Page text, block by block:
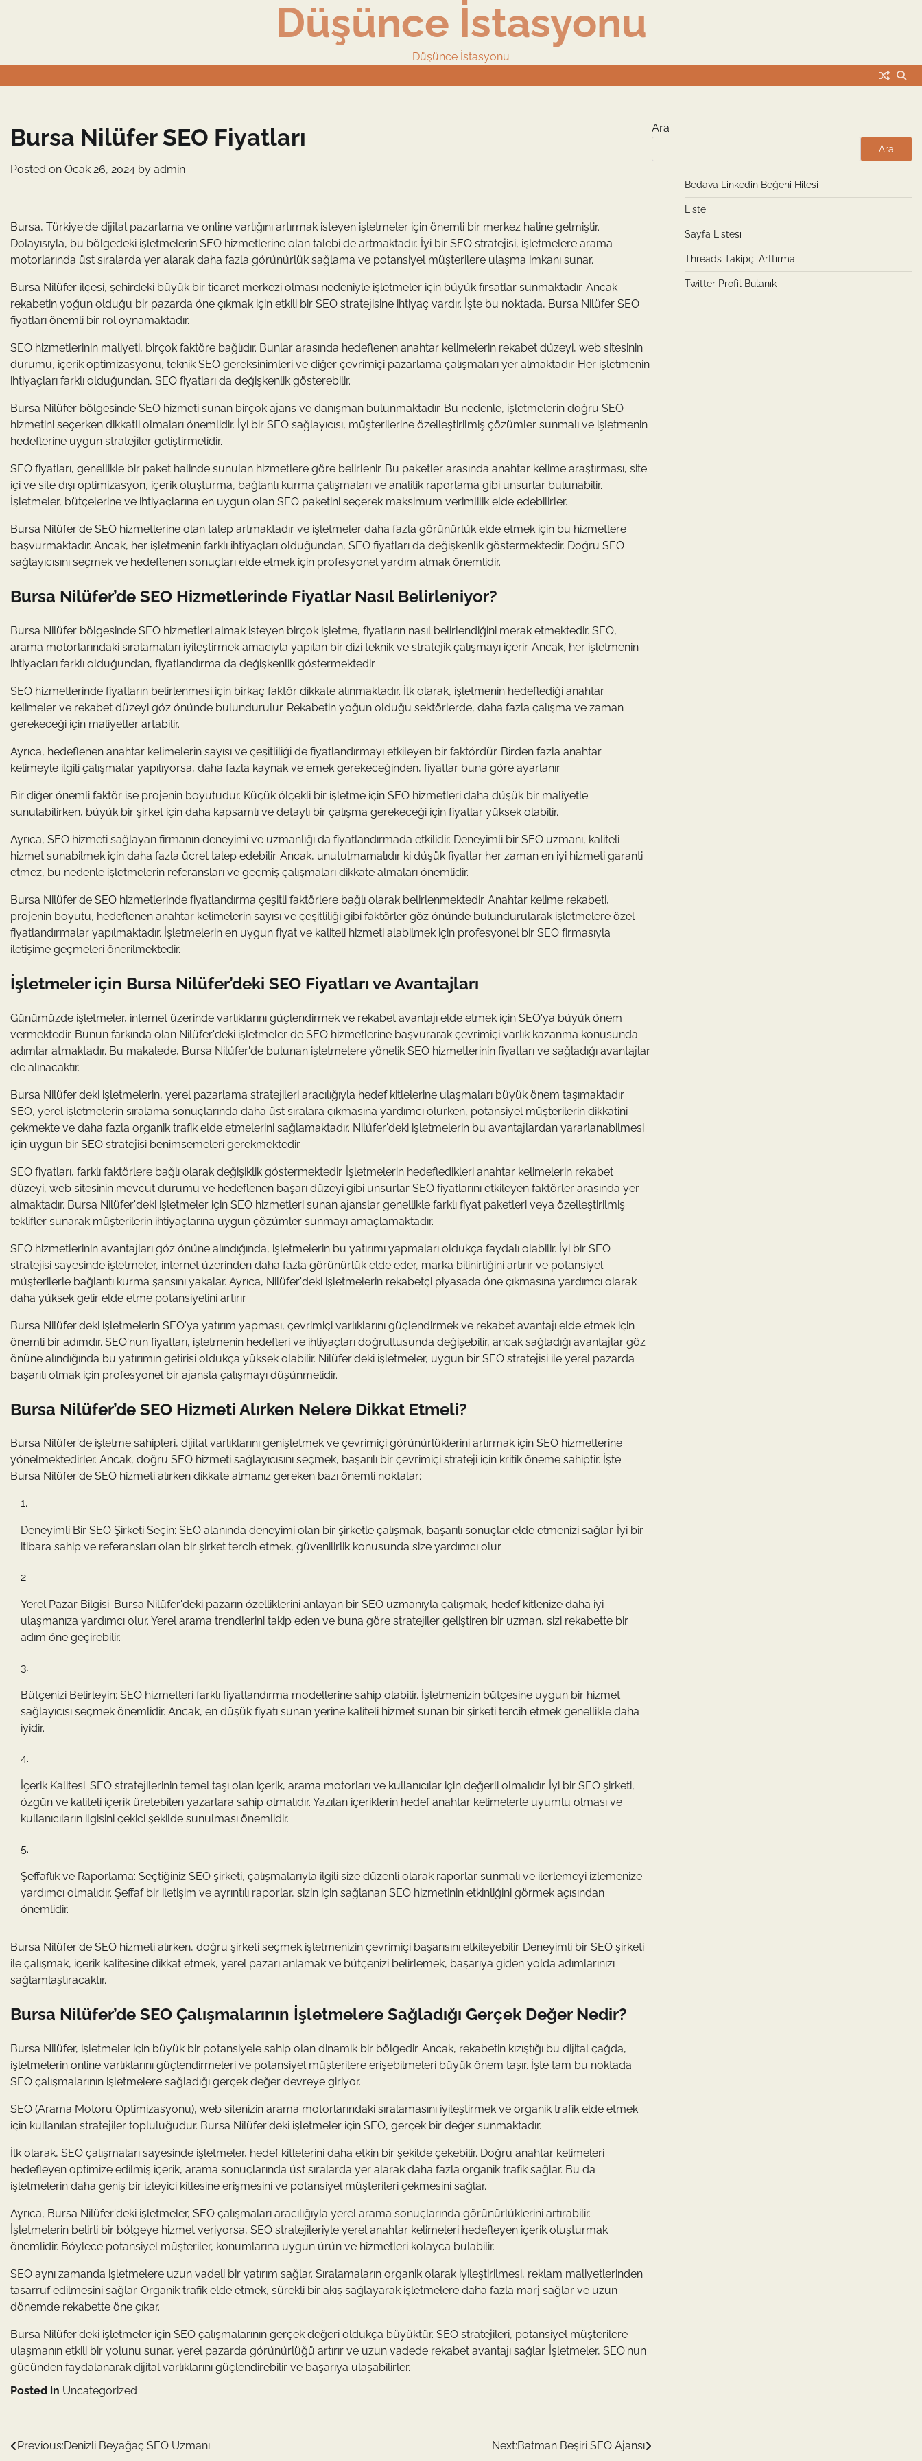
Düşünce İstasyonu
Düşünce İstasyonu
Bursa Nilüfer SEO Fiyatları
Posted on Ocak 26, 2024 by admin
Bursa, Türkiye'de dijital pazarlama ve online varlığını artırmak isteyen işletmeler için önemli bir merkez haline gelmiştir.
Dolayısıyla, bu bölgedeki işletmelerin SEO hizmetlerine olan talebi de artmaktadır. İyi bir SEO stratejisi, işletmelere arama
motorlarında üst sıralarda yer alarak daha fazla görünürlük sağlama ve potansiyel müşterilere ulaşma imkanı sunar.
Bursa Nilüfer ilçesi, şehirdeki büyük bir ticaret merkezi olması nedeniyle işletmeler için büyük fırsatlar sunmaktadır. Ancak
rekabetin yoğun olduğu bir pazarda öne çıkmak için etkili bir SEO stratejisine ihtiyaç vardır. İşte bu noktada, Bursa Nilüfer SEO
fiyatları önemli bir rol oynamaktadır.
SEO hizmetlerinin maliyeti, birçok faktöre bağlıdır. Bunlar arasında hedeflenen anahtar kelimelerin rekabet düzeyi, web sitesinin
durumu, içerik optimizasyonu, teknik SEO gereksinimleri ve diğer çevrimiçi pazarlama çalışmaları yer almaktadır. Her işletmenin
ihtiyaçları farklı olduğundan, SEO fiyatları da değişkenlik gösterebilir.
Bursa Nilüfer bölgesinde SEO hizmeti sunan birçok ajans ve danışman bulunmaktadır. Bu nedenle, işletmelerin doğru SEO
hizmetini seçerken dikkatli olmaları önemlidir. İyi bir SEO sağlayıcısı, müşterilerine özelleştirilmiş çözümler sunmalı ve işletmenin
hedeflerine uygun stratejiler geliştirmelidir.
SEO fiyatları, genellikle bir paket halinde sunulan hizmetlere göre belirlenir. Bu paketler arasında anahtar kelime araştırması, site
içi ve site dışı optimizasyon, içerik oluşturma, bağlantı kurma çalışmaları ve analitik raporlama gibi unsurlar bulunabilir.
İşletmeler, bütçelerine ve ihtiyaçlarına en uygun olan SEO paketini seçerek maksimum verimlilik elde edebilirler.
Bursa Nilüfer'de SEO hizmetlerine olan talep artmaktadır ve işletmeler daha fazla görünürlük elde etmek için bu hizmetlere
başvurmaktadır. Ancak, her işletmenin farklı ihtiyaçları olduğundan, SEO fiyatları da değişkenlik göstermektedir. Doğru SEO
sağlayıcısını seçmek ve hedeflenen sonuçları elde etmek için profesyonel yardım almak önemlidir.
Bursa Nilüfer’de SEO Hizmetlerinde Fiyatlar Nasıl Belirleniyor?
Bursa Nilüfer bölgesinde SEO hizmetleri almak isteyen birçok işletme, fiyatların nasıl belirlendiğini merak etmektedir. SEO,
arama motorlarındaki sıralamaları iyileştirmek amacıyla yapılan bir dizi teknik ve stratejik çalışmayı içerir. Ancak, her işletmenin
ihtiyaçları farklı olduğundan, fiyatlandırma da değişkenlik göstermektedir.
SEO hizmetlerinde fiyatların belirlenmesi için birkaç faktör dikkate alınmaktadır. İlk olarak, işletmenin hedeflediği anahtar
kelimeler ve rekabet düzeyi göz önünde bulundurulur. Rekabetin yoğun olduğu sektörlerde, daha fazla çalışma ve zaman
gerekeceği için maliyetler artabilir.
Ayrıca, hedeflenen anahtar kelimelerin sayısı ve çeşitliliği de fiyatlandırmayı etkileyen bir faktördür. Birden fazla anahtar
kelimeyle ilgili çalışmalar yapılıyorsa, daha fazla kaynak ve emek gerekeceğinden, fiyatlar buna göre ayarlanır.
Bir diğer önemli faktör ise projenin boyutudur. Küçük ölçekli bir işletme için SEO hizmetleri daha düşük bir maliyetle
sunulabilirken, büyük bir şirket için daha kapsamlı ve detaylı bir çalışma gerekeceği için fiyatlar yüksek olabilir.
Ayrıca, SEO hizmeti sağlayan firmanın deneyimi ve uzmanlığı da fiyatlandırmada etkilidir. Deneyimli bir SEO uzmanı, kaliteli
hizmet sunabilmek için daha fazla ücret talep edebilir. Ancak, unutulmamalıdır ki düşük fiyatlar her zaman en iyi hizmeti garanti
etmez, bu nedenle işletmelerin referansları ve geçmiş çalışmaları dikkate almaları önemlidir.
Bursa Nilüfer'de SEO hizmetlerinde fiyatlandırma çeşitli faktörlere bağlı olarak belirlenmektedir. Anahtar kelime rekabeti,
projenin boyutu, hedeflenen anahtar kelimelerin sayısı ve çeşitliliği gibi faktörler göz önünde bulundurularak işletmelere özel
fiyatlandırmalar yapılmaktadır. İşletmelerin en uygun fiyat ve kaliteli hizmeti alabilmek için profesyonel bir SEO firmasıyla
iletişime geçmeleri önerilmektedir.
İşletmeler için Bursa Nilüfer’deki SEO Fiyatları ve Avantajları
Günümüzde işletmeler, internet üzerinde varlıklarını güçlendirmek ve rekabet avantajı elde etmek için SEO'ya büyük önem
vermektedir. Bunun farkında olan Nilüfer'deki işletmeler de SEO hizmetlerine başvurarak çevrimiçi varlık kazanma konusunda
adımlar atmaktadır. Bu makalede, Bursa Nilüfer'de bulunan işletmelere yönelik SEO hizmetlerinin fiyatları ve sağladığı avantajlar
ele alınacaktır.
Bursa Nilüfer'deki işletmelerin, yerel pazarlama stratejileri aracılığıyla hedef kitlelerine ulaşmaları büyük önem taşımaktadır.
SEO, yerel işletmelerin sıralama sonuçlarında daha üst sıralara çıkmasına yardımcı olurken, potansiyel müşterilerin dikkatini
çekmekte ve daha fazla organik trafik elde etmelerini sağlamaktadır. Nilüfer'deki işletmelerin bu avantajlardan yararlanabilmesi
için uygun bir SEO stratejisi benimsemeleri gerekmektedir.
SEO fiyatları, farklı faktörlere bağlı olarak değişiklik göstermektedir. İşletmelerin hedefledikleri anahtar kelimelerin rekabet
düzeyi, web sitesinin mevcut durumu ve hedeflenen başarı düzeyi gibi unsurlar SEO fiyatlarını etkileyen faktörler arasında yer
almaktadır. Bursa Nilüfer'deki işletmeler için SEO hizmetleri sunan ajanslar genellikle farklı fiyat paketleri veya özelleştirilmiş
teklifler sunarak müşterilerin ihtiyaçlarına uygun çözümler sunmayı amaçlamaktadır.
SEO hizmetlerinin avantajları göz önüne alındığında, işletmelerin bu yatırımı yapmaları oldukça faydalı olabilir. İyi bir SEO
stratejisi sayesinde işletmeler, internet üzerinden daha fazla görünürlük elde eder, marka bilinirliğini artırır ve potansiyel
müşterilerle bağlantı kurma şansını yakalar. Ayrıca, Nilüfer'deki işletmelerin rekabetçi piyasada öne çıkmasına yardımcı olarak
daha yüksek gelir elde etme potansiyelini artırır.
Bursa Nilüfer'deki işletmelerin SEO'ya yatırım yapması, çevrimiçi varlıklarını güçlendirmek ve rekabet avantajı elde etmek için
önemli bir adımdır. SEO'nun fiyatları, işletmenin hedefleri ve ihtiyaçları doğrultusunda değişebilir, ancak sağladığı avantajlar göz
önüne alındığında bu yatırımın getirisi oldukça yüksek olabilir. Nilüfer'deki işletmeler, uygun bir SEO stratejisi ile yerel pazarda
başarılı olmak için profesyonel bir ajansla çalışmayı düşünmelidir.
Bursa Nilüfer’de SEO Hizmeti Alırken Nelere Dikkat Etmeli?
Bursa Nilüfer'de işletme sahipleri, dijital varlıklarını genişletmek ve çevrimiçi görünürlüklerini artırmak için SEO hizmetlerine
yönelmektedirler. Ancak, doğru SEO hizmeti sağlayıcısını seçmek, başarılı bir çevrimiçi strateji için kritik öneme sahiptir. İşte
Bursa Nilüfer'de SEO hizmeti alırken dikkate almanız gereken bazı önemli noktalar:
Deneyimli Bir SEO Şirketi Seçin: SEO alanında deneyimi olan bir şirketle çalışmak, başarılı sonuçlar elde etmenizi sağlar. İyi bir
itibara sahip ve referansları olan bir şirket tercih etmek, güvenilirlik konusunda size yardımcı olur.
Yerel Pazar Bilgisi: Bursa Nilüfer'deki pazarın özelliklerini anlayan bir SEO uzmanıyla çalışmak, hedef kitlenize daha iyi
ulaşmanıza yardımcı olur. Yerel arama trendlerini takip eden ve buna göre stratejiler geliştiren bir uzman, sizi rekabette bir
adım öne geçirebilir.
Bütçenizi Belirleyin: SEO hizmetleri farklı fiyatlandırma modellerine sahip olabilir. İşletmenizin bütçesine uygun bir hizmet
sağlayıcısı seçmek önemlidir. Ancak, en düşük fiyatı sunan yerine kaliteli hizmet sunan bir şirketi tercih etmek genellikle daha
iyidir.
İçerik Kalitesi: SEO stratejilerinin temel taşı olan içerik, arama motorları ve kullanıcılar için değerli olmalıdır. İyi bir SEO şirketi,
özgün ve kaliteli içerik üretebilen yazarlara sahip olmalıdır. Yazılan içeriklerin hedef anahtar kelimelerle uyumlu olması ve
kullanıcıların ilgisini çekici şekilde sunulması önemlidir.
Şeffaflık ve Raporlama: Seçtiğiniz SEO şirketi, çalışmalarıyla ilgili size düzenli olarak raporlar sunmalı ve ilerlemeyi izlemenize
yardımcı olmalıdır. Şeffaf bir iletişim ve ayrıntılı raporlar, sizin için sağlanan SEO hizmetinin etkinliğini görmek açısından
önemlidir.
Bursa Nilüfer'de SEO hizmeti alırken, doğru şirketi seçmek işletmenizin çevrimiçi başarısını etkileyebilir. Deneyimli bir SEO şirketi
ile çalışmak, içerik kalitesine dikkat etmek, yerel pazarı anlamak ve bütçenizi belirlemek, başarıya giden yolda adımlarınızı
sağlamlaştıracaktır.
Bursa Nilüfer’de SEO Çalışmalarının İşletmelere Sağladığı Gerçek Değer Nedir?
Bursa Nilüfer, işletmeler için büyük bir potansiyele sahip olan dinamik bir bölgedir. Ancak, rekabetin kızıştığı bu dijital çağda,
işletmelerin online varlıklarını güçlendirmeleri ve potansiyel müşterilere erişebilmeleri büyük önem taşır. İşte tam bu noktada
SEO çalışmalarının işletmelere sağladığı gerçek değer devreye giriyor.
SEO (Arama Motoru Optimizasyonu), web sitenizin arama motorlarındaki sıralamasını iyileştirmek ve organik trafik elde etmek
için kullanılan stratejiler topluluğudur. Bursa Nilüfer'deki işletmeler için SEO, gerçek bir değer sunmaktadır.
İlk olarak, SEO çalışmaları sayesinde işletmeler, hedef kitlelerini daha etkin bir şekilde çekebilir. Doğru anahtar kelimeleri
hedefleyen optimize edilmiş içerik, arama sonuçlarında üst sıralarda yer alarak daha fazla organik trafik sağlar. Bu da
işletmelerin daha geniş bir izleyici kitlesine erişmesini ve potansiyel müşterileri çekmesini sağlar.
Ayrıca, Bursa Nilüfer'deki işletmeler, SEO çalışmaları aracılığıyla yerel arama sonuçlarında görünürlüklerini artırabilir.
İşletmelerin belirli bir bölgeye hizmet veriyorsa, SEO stratejileriyle yerel anahtar kelimeleri hedefleyen içerik oluşturmak
önemlidir. Böylece potansiyel müşteriler, konumlarına uygun ürün ve hizmetleri kolayca bulabilir.
SEO aynı zamanda işletmelere uzun vadeli bir yatırım sağlar. Sıralamaların organik olarak iyileştirilmesi, reklam maliyetlerinden
tasarruf edilmesini sağlar. Organik trafik elde etmek, sürekli bir akış sağlayarak işletmelere daha fazla marj sağlar ve uzun
dönemde rekabette öne çıkar.
Bursa Nilüfer'deki işletmeler için SEO çalışmalarının gerçek değeri oldukça büyüktür. SEO stratejileri, potansiyel müşterilere
ulaşmanın etkili bir yolunu sunar, yerel pazarda görünürlüğü artırır ve uzun vadede rekabet avantajı sağlar. İşletmeler, SEO'nun
gücünden faydalanarak dijital varlıklarını güçlendirebilir ve başarıya ulaşabilirler.
Posted in Uncategorized
Yazı
Previous:Denizli Beyağaç SEO Uzmanı Next:Batman Beşiri SEO Ajansı
Ara
Ara
Bedava Linkedin Beğeni Hilesi
Liste
Sayfa Listesi
Threads Takipçi Arttırma
Twitter Profil Bulanık